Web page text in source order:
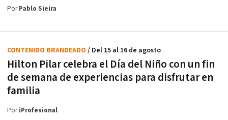
PorPablo Sieira
Hilton Pilar celebra el Día del Niño con un fin
de semana de experiencias para disfrutar en
familia
CONTENIDO BRANDEADO / Del 15 al 16 de agosto
PoriProfesional